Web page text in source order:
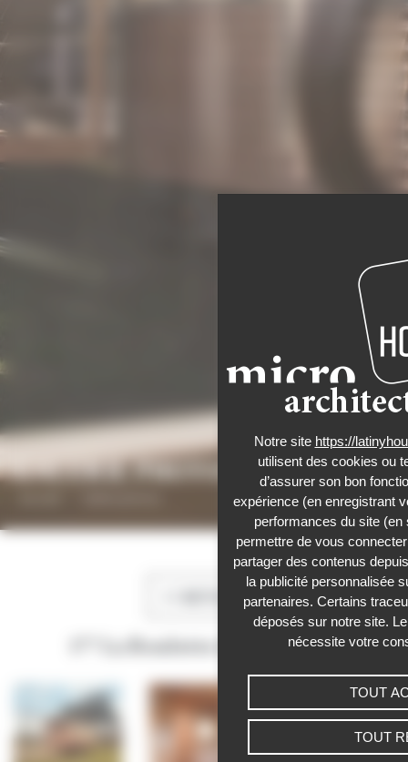
GALERIE PHOTOS
RETOUR
177 La Roulotte de Stéphanie
Panneau de gestion des cookies
Notre site https://
utilisent des cookies ou
d’assurer son bon
expérience (en enregistrant
performances du site
permettre de vous
partager des contenus
la publicité personnalisée
partenaires. Certains
déposés sur notre site.
nécessite votre
TOUT
TOUT